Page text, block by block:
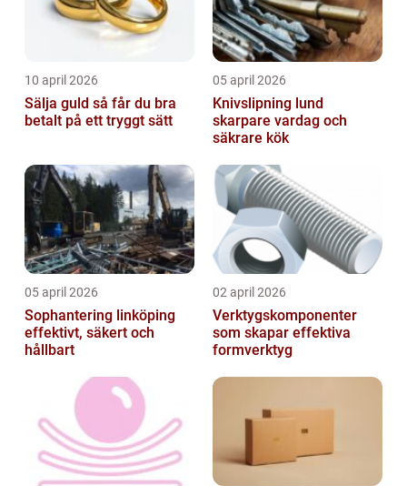
10 april 2026
Sälja guld så får du bra
betalt på ett tryggt sätt
05 april 2026
Knivslipning lund
skarpare vardag och
säkrare kök
05 april 2026
Sophantering linköping
effektivt, säkert och
hållbart
02 april 2026
Verktygskomponenter
som skapar effektiva
formverktyg